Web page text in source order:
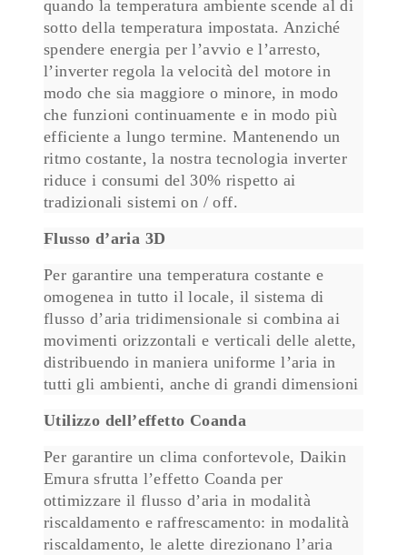
quando la temperatura ambiente scende al di
sotto della temperatura impostata. Anziché
spendere energia per l’avvio e l’arresto,
l’inverter regola la velocità del motore in
modo che sia maggiore o minore, in modo
che funzioni continuamente e in modo più
efficiente a lungo termine. Mantenendo un
ritmo costante, la nostra tecnologia inverter
riduce i consumi del 30% rispetto ai
tradizionali sistemi on / off.
Flusso d’aria 3D
Per garantire una temperatura costante e
omogenea in tutto il locale, il sistema di
flusso d’aria tridimensionale si combina ai
movimenti orizzontali e verticali delle alette,
distribuendo in maniera uniforme l’aria in
tutti gli ambienti, anche di grandi dimensioni
Utilizzo dell’effetto Coanda
Per garantire un clima confortevole, Daikin
Emura sfrutta l’effetto Coanda per
ottimizzare il flusso d’aria in modalità
riscaldamento e raffrescamento: in modalità
riscaldamento, le alette direzionano l’aria